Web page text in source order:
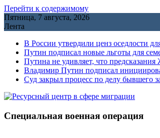
Перейти к содержимому
Пятница, 7 августа, 2026
Лента
В России утвердили ценз оседлости
Путин подписал новые льготы для
Путина не удивляет, что
Владимир Путин подписал
Cуд закрыл процесс по делу бывшего
Специальная военная операция